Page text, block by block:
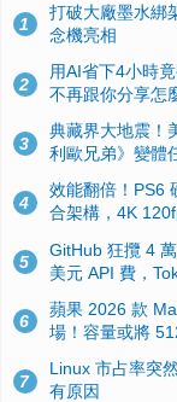
1
打破大廠墨水綁
念機亮相
2
用AI省下4小時
不再跟你分享怎
3
典藏界大地震！
利歐兄弟》變體
4
效能翻倍！PS6
合架構，4K
5
GitHub 狂攬 4
美元 API 費，
6
蘋果 2026 款
場！容量或將
7
Linux 市占率突
有原因